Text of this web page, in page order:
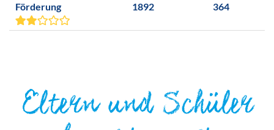
Förderung
1892 364
Eltern und Schüler